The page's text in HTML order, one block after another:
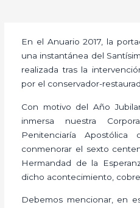
En el Anuario 2017, la
una instantánea del
realizada tras la
por el conservador-
Con motivo del Año
inmersa nuestra
Penitenciaría
conmenorar el sexto
Hermandad de la
dicho acontecimiento,
Debemos mencionar, en